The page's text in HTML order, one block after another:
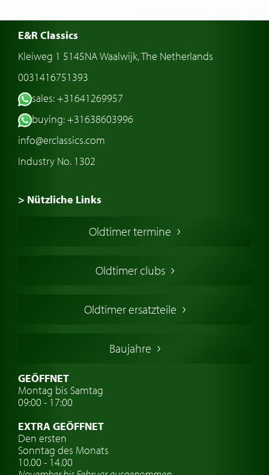
E&R Classics
Kleiweg 1 5145NA Waalwijk, The Netherlands
0031416751393
sales: +31641269957
buying: +31638603996
info@erclassics.com
Industry No. 1302
> Nützliche Links
Oldtimers in Europa
Englische Oldtimer
Deutsche Oldtimer
Schwedische Oldtimer
Oldtimer mit h-kennzeichen
Auto Oldtimer Markt
Oldtimer-Versicherung
Oldtimer-Clubs
Oldtimer termine
Oldtimer clubs
Oldtimer ersatzteile
Baujahre
GEÖFFNET
Montag bis Samtag
09:00 - 17:00
EXTRA GEÖFFNET
Den ersten
Sonntag des Monats
10.00 - 14.00